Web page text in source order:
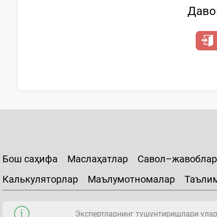
Бош саҳифа Маслаҳатлар
Савол–жавоблар
Калькуляторлар
Маълумотномалар
Экспертларнинг тушунтиришлари